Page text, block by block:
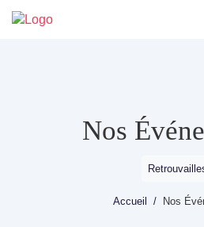
Nos
Accueil Nos